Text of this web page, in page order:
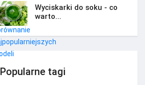
Wyciskarki do soku - co
warto...
Popularne tagi